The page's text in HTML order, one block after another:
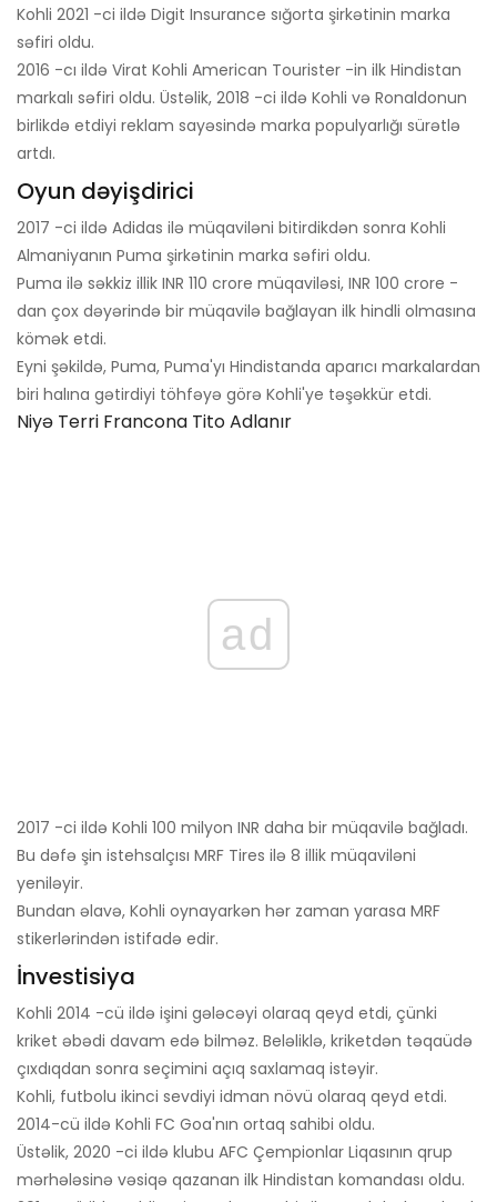
Kohli 2021 -ci ildə Digit Insurance sığorta şirkətinin marka
səfiri oldu.
2016 -cı ildə Virat Kohli American Tourister -in ilk Hindistan
markalı səfiri oldu. Üstəlik, 2018 -ci ildə Kohli və Ronaldonun
birlikdə etdiyi reklam sayəsində marka populyarlığı sürətlə
artdı.
Oyun dəyişdirici
2017 -ci ildə Adidas ilə müqaviləni bitirdikdən sonra Kohli
Almaniyanın Puma şirkətinin marka səfiri oldu.
Puma ilə səkkiz illik INR 110 crore müqaviləsi, INR 100 crore -
dan çox dəyərində bir müqavilə bağlayan ilk hindli olmasına
kömək etdi.
Eyni şəkildə, Puma, Puma'yı Hindistanda aparıcı markalardan
biri halına gətirdiyi töhfəyə görə Kohli'ye təşəkkür etdi.
Niyə Terri Francona Tito Adlanır
ad
2017 -ci ildə Kohli 100 milyon INR daha bir müqavilə bağladı.
Bu dəfə şin istehsalçısı MRF Tires ilə 8 illik müqaviləni
yeniləyir.
Bundan əlavə, Kohli oynayarkən hər zaman yarasa MRF
stikerlərindən istifadə edir.
İnvestisiya
Kohli 2014 -cü ildə işini gələcəyi olaraq qeyd etdi, çünki
kriket əbədi davam edə bilməz. Beləliklə, kriketdən təqaüdə
çıxdıqdan sonra seçimini açıq saxlamaq istəyir.
Kohli, futbolu ikinci sevdiyi idman növü olaraq qeyd etdi.
2014-cü ildə Kohli FC Goa'nın ortaq sahibi oldu.
Üstəlik, 2020 -ci ildə klubu AFC Çempionlar Liqasının qrup
mərhələsinə vəsiqə qazanan ilk Hindistan komandası oldu.